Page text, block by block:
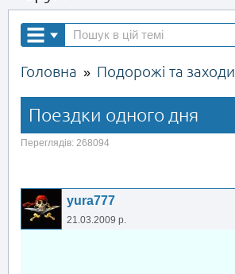
Головна » Подорожі та заходи
Поездки одного дня
Переглядів: 268094
yura777
21.03.2009 р.